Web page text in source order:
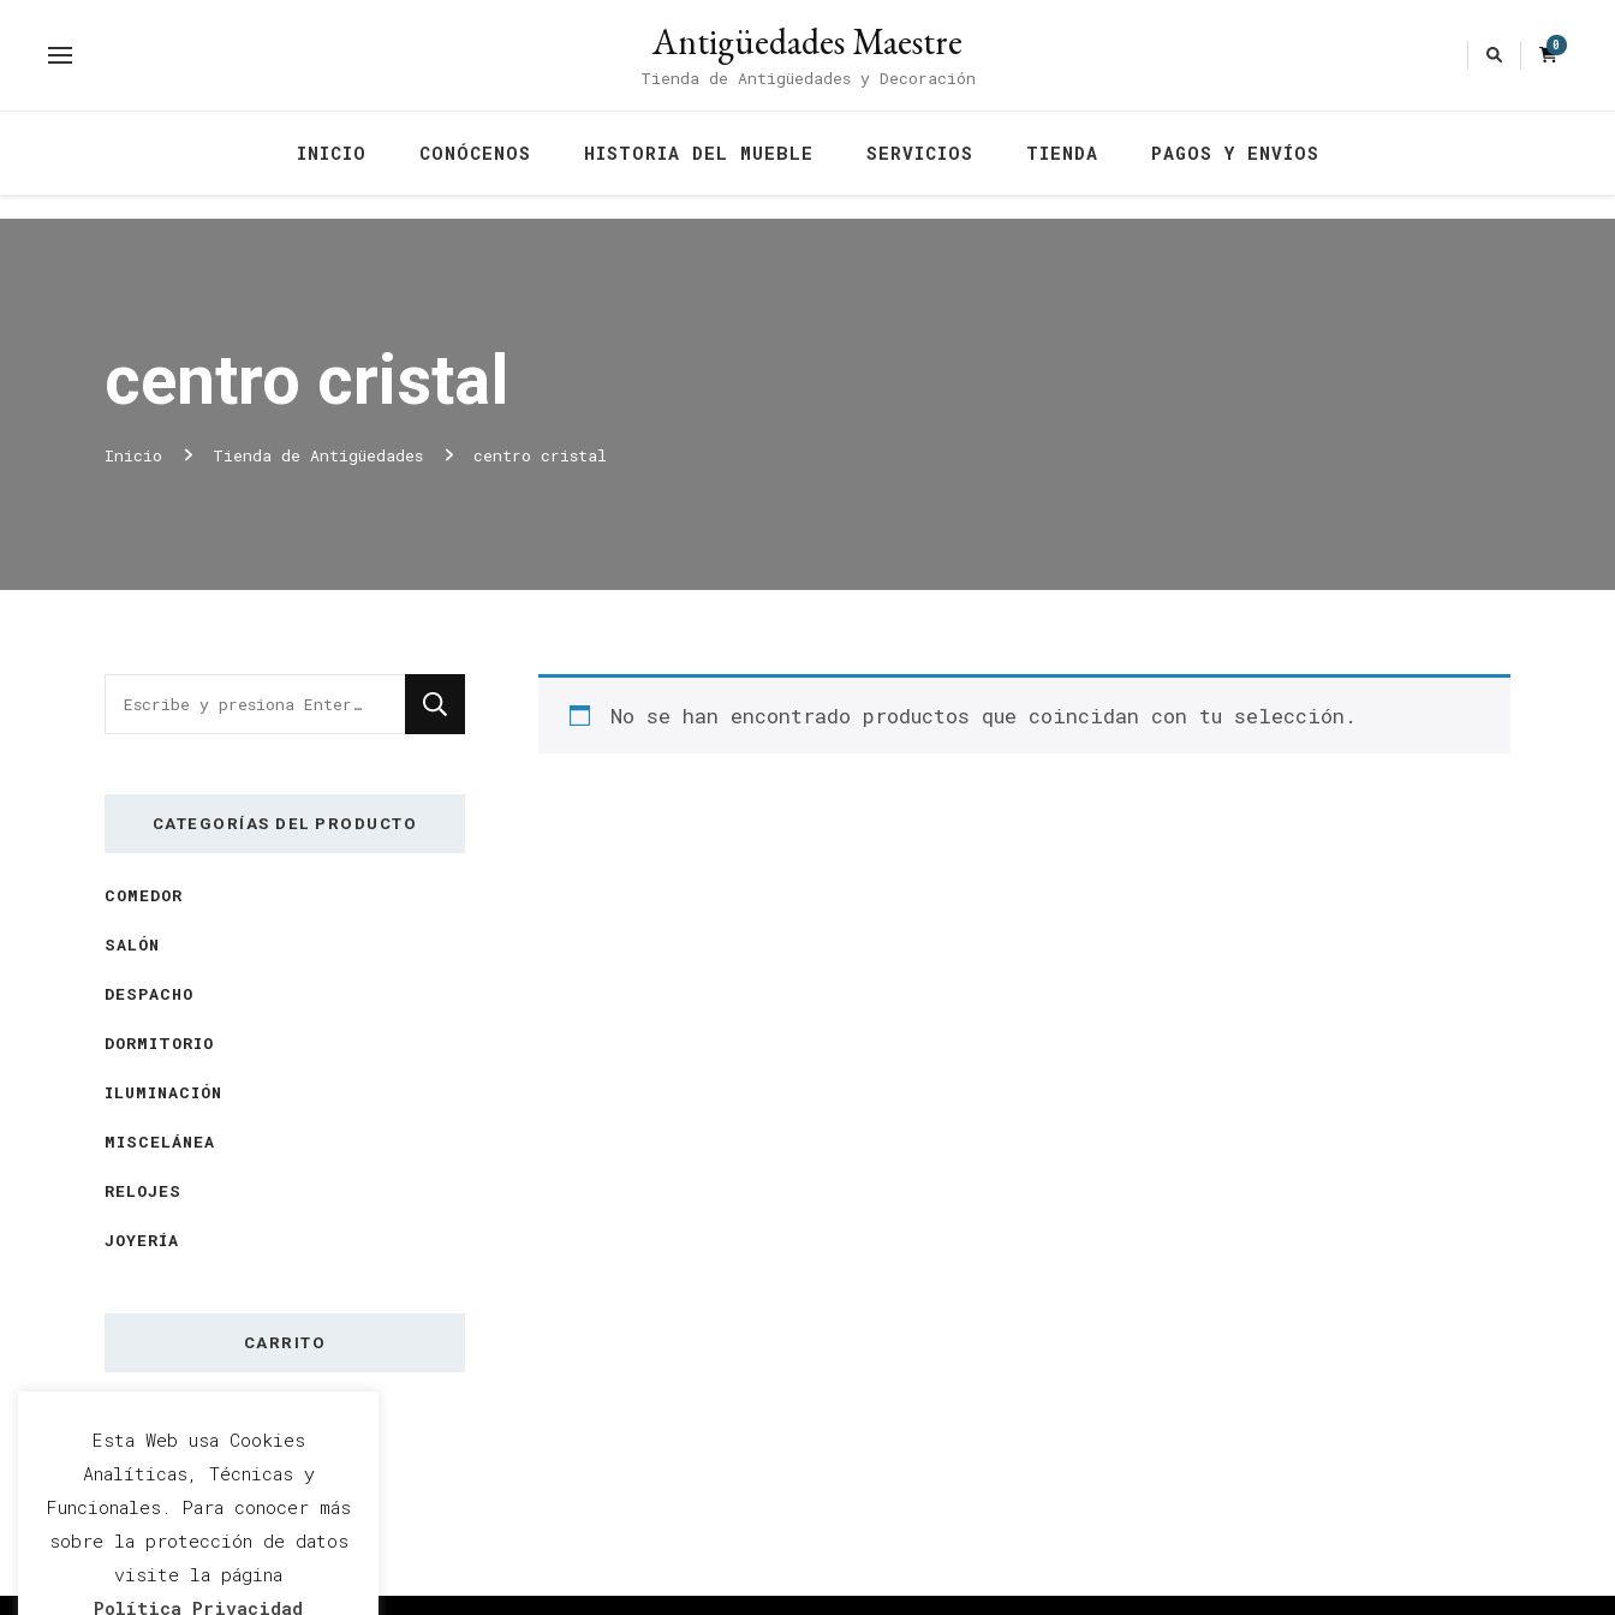
Antigüedades Maestre
Tienda de Antigüedades y Decoración
0
INICIO CONÓCENOS HISTORIA DEL MUEBLE SERVICIOS TIENDA PAGOS Y ENVÍOS
centro cristal
Inicio Tienda de Antigüedades centro cristal
No se han encontrado productos que coincidan con tu selección.
CATEGORÍAS DEL PRODUCTO
COMEDOR
SALÓN
DESPACHO
DORMITORIO
ILUMINACIÓN
MISCELÁNEA
RELOJES
JOYERÍA
CARRITO
No hay productos en el
carrito.
Esta Web usa Cookies
Analíticas, Técnicas y
Funcionales. Para conocer más
sobre la protección de datos
visite la página
Política Privacidad